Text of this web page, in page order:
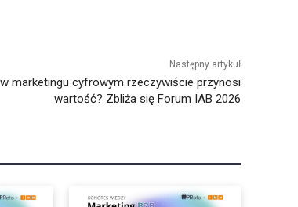
Następny artykuł
marketingu cyfrowym rzeczywiście przynosi
wartość? Zbliża się Forum IAB 2026